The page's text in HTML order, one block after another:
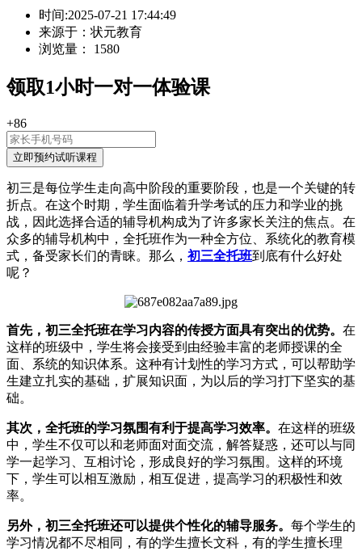
时间:2025-07-21 17:44:49
来源于： 状元教育
浏览量： 1580
领取1小时一对一体验课
+86
初三是每位学生走向高中阶段的重要阶段，也是一个关键的转
折点。在这个时期，学生面临着升学考试的压力和学业的挑
战，因此选择合适的辅导机构成为了许多家长关注的焦点。在
众多的辅导机构中，全托班作为一种全方位、系统化的教育模
式，备受家长们的青睐。那么， 初三全托班到底有什么好处
呢？
首先，初三全托班在学习内容的传授方面具有突出的优势。 在
这样的班级中，学生将会接受到由经验丰富的老师授课的全
面、系统的知识体系。这种有计划性的学习方式，可以帮助学
生建立扎实的基础，扩展知识面，为以后的学习打下坚实的基
础。
其次，全托班的学习氛围有利于提高学习效率。 在这样的班级
中，学生不仅可以和老师面对面交流，解答疑惑，还可以与同
学一起学习、互相讨论，形成良好的学习氛围。这样的环境
下，学生可以相互激励，相互促进，提高学习的积极性和效
率。
另外，初三全托班还可以提供个性化的辅导服务。 每个学生的
学习情况都不尽相同，有的学生擅长文科，有的学生擅长理